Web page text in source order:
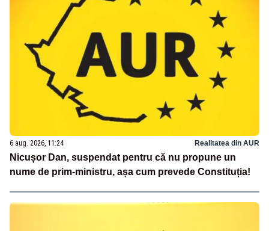
6 aug. 2026, 11:24 Realitatea din AUR
Nicușor Dan, suspendat pentru că nu propune un
nume de prim-ministru, așa cum prevede Constituția!